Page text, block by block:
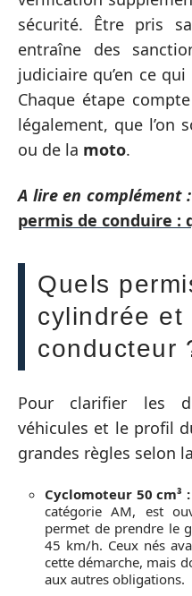
sécurité. Être pris
entraîne des
judiciaire qu’en ce qui
Chaque étape
légalement, que l’on
ou de la moto.
A lire en complément :
permis de conduire :
Quels
cylindrée et
conducteur
Pour clarifier les
véhicules et le profil
grandes règles selon la
Cyclomoteur 50 cm³ :
catégorie AM, est
permet de prendre le
45 km/h. Ceux nés
cette démarche, mais
aux autres obligations.